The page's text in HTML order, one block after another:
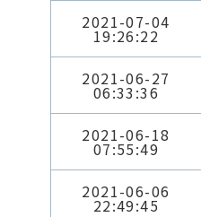
2021-07-04
19:26:22
2021-06-27
06:33:36
2021-06-18
07:55:49
2021-06-06
22:49:45